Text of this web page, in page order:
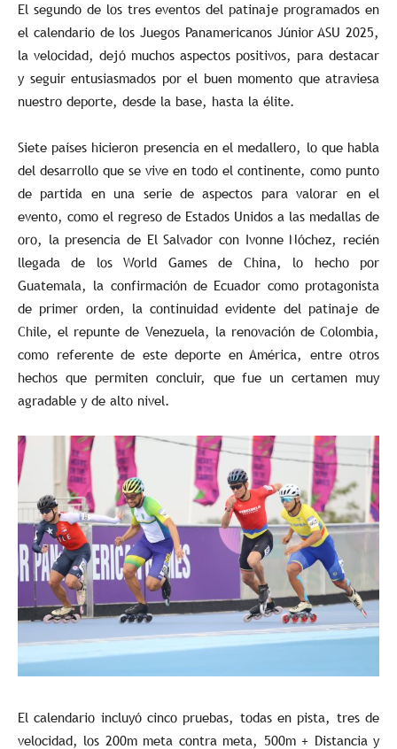
El segundo de los tres eventos del patinaje programados en
el calendario de los Juegos Panamericanos Júnior ASU 2025,
la velocidad, dejó muchos aspectos positivos, para destacar
y seguir entusiasmados por el buen momento que atraviesa
nuestro deporte, desde la base, hasta la élite.
Siete países hicieron presencia en el medallero, lo que habla
del desarrollo que se vive en todo el continente, como punto
de partida en una serie de aspectos para valorar en el
evento, como el regreso de Estados Unidos a las medallas de
oro, la presencia de El Salvador con Ivonne Nóchez, recién
llegada de los World Games de China, lo hecho por
Guatemala, la confirmación de Ecuador como protagonista
de primer orden, la continuidad evidente del patinaje de
Chile, el repunte de Venezuela, la renovación de Colombia,
como referente de este deporte en América, entre otros
hechos que permiten concluir, que fue un certamen muy
agradable y de alto nivel.
El calendario incluyó cinco pruebas, todas en pista, tres de
velocidad, los 200m meta contra meta, 500m + Distancia y